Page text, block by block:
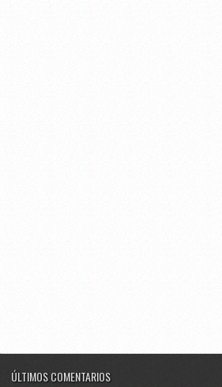
ÚLTIMOS COMENTARIOS